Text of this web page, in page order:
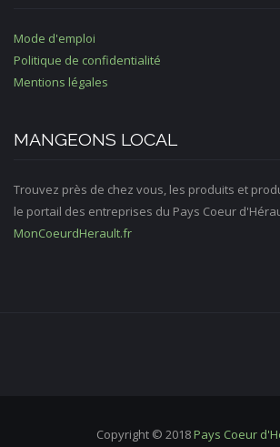
Mode d'emploi
Politique de confidentialité
Mentions légales
MANGEONS LOCAL
Trouvez près de chez vous, les produits et
le portail des entreprises du Pays Coeur
MonCoeurdHerault.fr
Copyright © 2018Pays Coeur